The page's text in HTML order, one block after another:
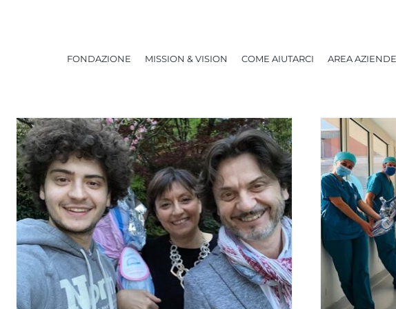
FONDAZIONE MISSION & VISION COME AIUTARCI AREA AZIENDE
Anche la solidarietà è
contagiosa!
NEWS